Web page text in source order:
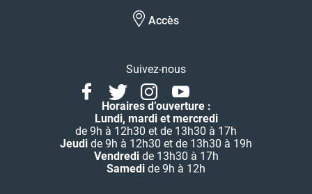
Accès
Suivez-nous
FacebookTwitterInstagramYoutube
Horaires d’ouverture :
Lundi, mardi et mercredi
de 9h à 12h30 et de 13h30 à 17h
Jeudi de 9h à 12h30 et de 13h30 à 19h
Vendredide 13h30 à 17h
Samedi de 9h à 12h